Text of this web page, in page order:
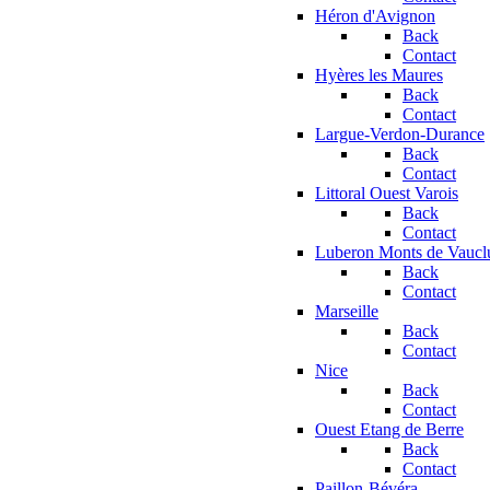
Héron d'Avignon
Back
Contact
Hyères les Maures
Back
Contact
Largue-Verdon-Durance
Back
Contact
Littoral Ouest Varois
Back
Contact
Luberon Monts de
Back
Contact
Marseille
Back
Contact
Nice
Back
Contact
Ouest Etang de Berre
Back
Contact